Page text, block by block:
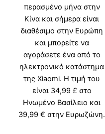
περασμένο μήνα στην
Κίνα και σήμερα είναι
διαθέσιμο στην Ευρώπη
και μπορείτε να
αγοράσετε ένα από το
ηλεκτρονικό κατάστημα
της Xiaomi. Η τιμή του
είναι 34,99 £ στο
Ηνωμένο Βασίλειο και
39,99 € στην Ευρωζώνη.